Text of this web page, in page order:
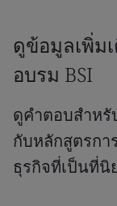
ดูข้อมูลเพิ่ม
อบรม BSI
ดูคำตอบสำห
กับหลักสูตรกา
ธุรกิจที่เป็นที่นิ